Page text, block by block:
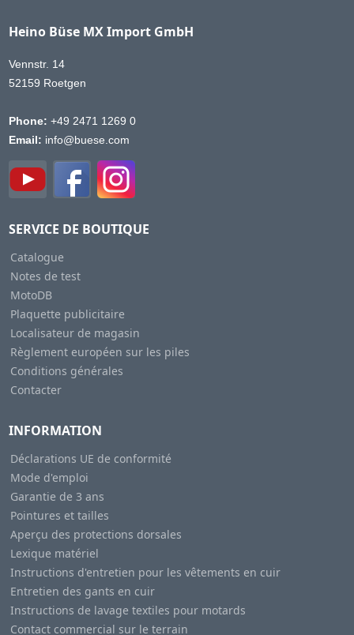
Heino Büse MX Import GmbH
Vennstr. 14
52159 Roetgen
Phone: +49 2471 1269 0
Email: info@buese.com
SERVICE DE BOUTIQUE
Catalogue
Notes de test
MotoDB
Plaquette publicitaire
Localisateur de magasin
Règlement européen sur les piles
Conditions générales
Contacter
INFORMATION
Déclarations UE de conformité
Mode d'emploi
Garantie de 3 ans
Pointures et tailles
Aperçu des protections dorsales
Lexique matériel
Instructions d'entretien pour les vêtements en cuir
Entretien des gants en cuir
Instructions de lavage textiles pour motards
Contact commercial sur le terrain